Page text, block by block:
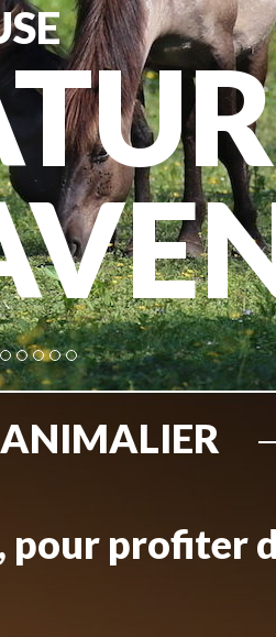
ANIMALIER
pour profiter